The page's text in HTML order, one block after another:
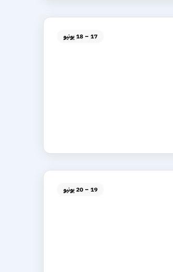
17 – 18 يونيو
19 – 20 يونيو